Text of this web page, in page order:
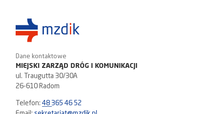
Dane kontaktowe
MIEJSKI ZARZĄD DRÓG I KOMUNIKACJI
ul. Traugutta 30/30A
26-610 Radom
Telefon:48 365 46 52